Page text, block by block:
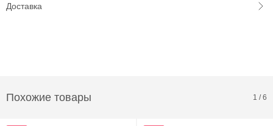
Доставка
Похожие товары 1 /6